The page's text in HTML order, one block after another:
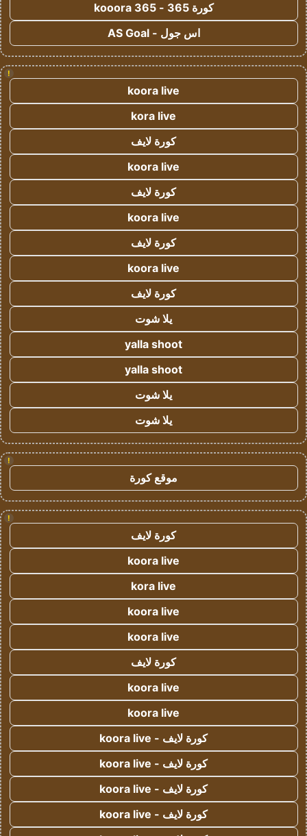
كورة 365 - kooora 365
اس جول - AS Goal
!
koora live
kora live
كورة لايف
koora live
كورة لايف
koora live
كورة لايف
koora live
كورة لايف
يلا شوت
yalla shoot
yalla shoot
يلا شوت
يلا شوت
!
موقع كورة
!
كورة لايف
koora live
kora live
koora live
koora live
كورة لايف
koora live
koora live
كورة لايف - koora live
كورة لايف - koora live
كورة لايف - koora live
كورة لايف - koora live